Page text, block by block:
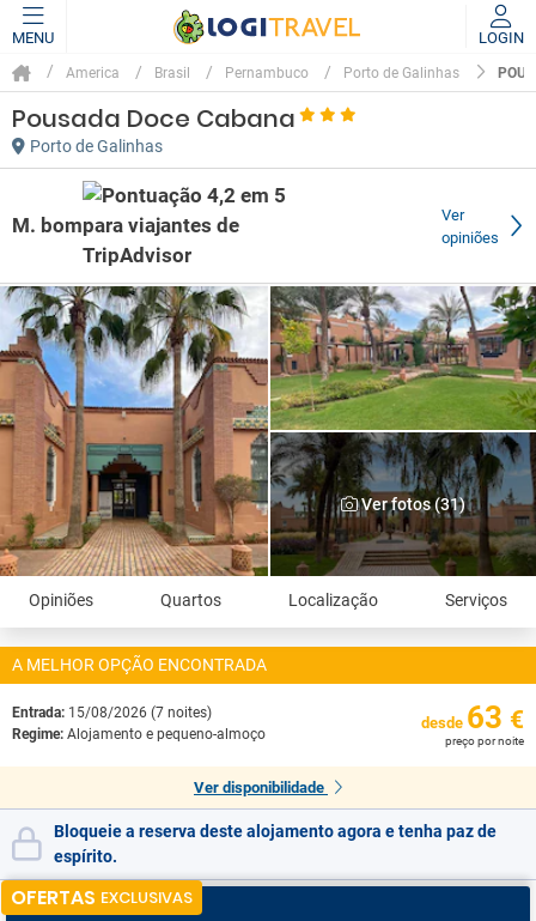
MENU LOGIN
America Brasil Pernambuco Porto de Galinhas
Pousada Doce Cabana
Porto de Galinhas
M. bom
Ver
opiniões
Ver fotos (31)
Opiniões Quartos Localização Serviços
A MELHOR OPÇÃO ENCONTRADA
Entrada: 15/08/2026 (7 noites)
Regime: Alojamento e pequeno-almoço
desde 63 €
preço por noite
Ver disponibilidade
Bloqueie a reserva deste alojamento agora e tenha paz de
espírito.
OFERTAS EXCLUSIVAS